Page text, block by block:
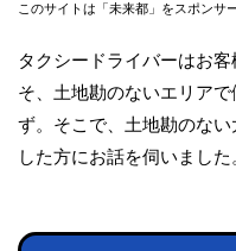
このサイトは「未来都」をスポンサ
タクシードライバーはお
そ、土地勘のないエリア
ず。そこで、土地勘のな
した方にお話を伺いました